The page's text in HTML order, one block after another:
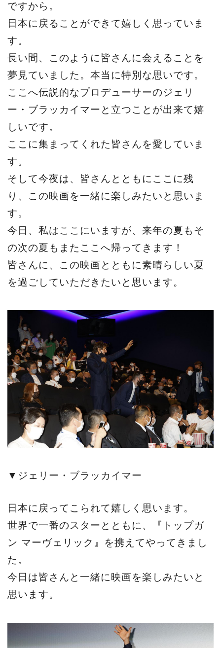
ですから。
日本に戻ることができて嬉しく思っていま
す。
長い間、このように皆さんに会えることを
夢見ていました。本当に特別な思いです。
ここへ伝説的なプロデューサーのジェリ
ー・ブラッカイマーと立つことが出来て嬉
しいです。
ここに集まってくれた皆さんを愛していま
す。
そして今夜は、皆さんとともにここに残
り、この映画を一緒に楽しみたいと思いま
す。
今日、私はここにいますが、来年の夏もそ
の次の夏もまたここへ帰ってきます！
皆さんに、この映画とともに素晴らしい夏
を過ごしていただきたいと思います。
▼ジェリー・ブラッカイマー
日本に戻ってこられて嬉しく思います。
世界で一番のスターとともに、『トップガ
ン マーヴェリック』を携えてやってきまし
た。
今日は皆さんと一緒に映画を楽しみたいと
思います。